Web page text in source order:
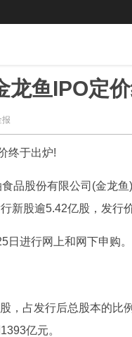
龙鱼IPO定
报
终于出炉!
品股份有限公司(金龙
新股逾5.42亿股，发行
日进行网上和网下申购。
，占发行后总股本的比
亿元。